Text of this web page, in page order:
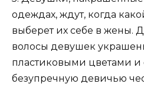
одеждах, ждут, когда
выберет их себе в жены.
волосы девушек
пластиковыми цветами
безупречную девичью